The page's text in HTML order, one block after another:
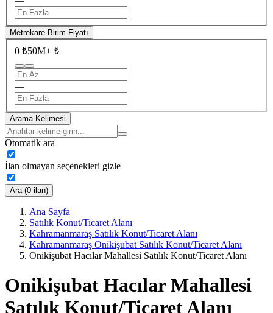
Metrekare Birim Fiyatı
0 ₺50M+ ₺
—
Arama Kelimesi
Otomatik ara
İlan olmayan seçenekleri gizle
Ara (0 ilan)
Ana Sayfa
Satılık Konut/Ticaret Alanı
Kahramanmaraş Satılık Konut/Ticaret Alanı
Kahramanmaraş Onikişubat Satılık Konut/Ticaret Alanı
Onikişubat Hacılar Mahallesi Satılık Konut/Ticaret Alanı
Onikişubat Hacılar Mahallesi
Satılık Konut/Ticaret Alanı